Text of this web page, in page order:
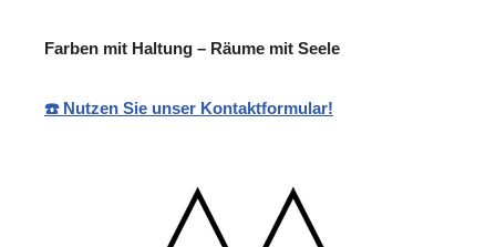
Farben mit Haltung – Räume mit Seele
☎️ Nutzen Sie unser Kontaktformular!